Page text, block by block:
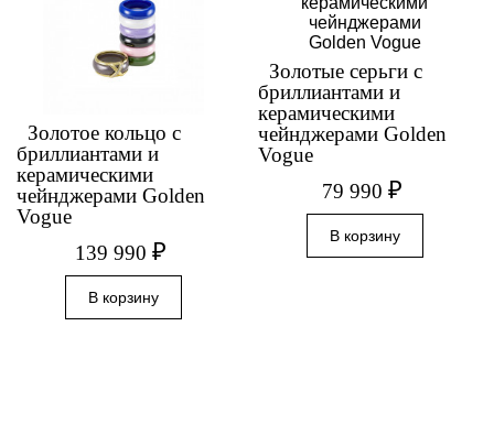
Золотое кольцо с
бриллиантами и
керамическими
чейнджерами Golden
Vogue
139 990₽
Золотые серьги с
бриллиантами и
керамическими
чейнджерами Golden
Vogue
79 990 ₽